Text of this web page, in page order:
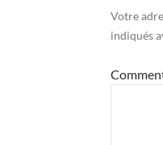
Votre
indiqués